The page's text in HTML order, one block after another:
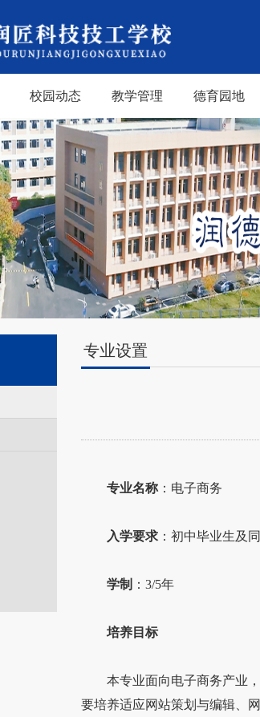
校园动态 教学管理 德育园地
专业设置
专业名称 ：电子商务
入学要求 ：初中毕业生及
学制 ：3/5年
培养目标
本专业面向电子商务产业，
要培养适应网站策划与编辑、